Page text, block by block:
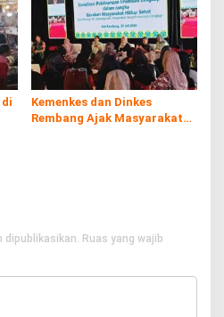
Kemenkes dan Dinkes
Rembang Ajak Masyarakat
dipublikasikan. Ruas yang wajib